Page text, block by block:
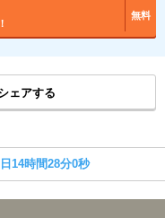
無料
ェアする
14時間27分59秒